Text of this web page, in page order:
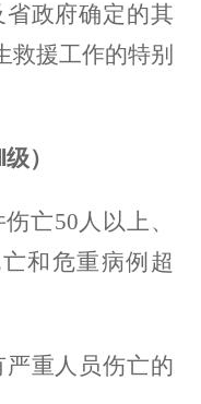
省政府确定的其
救援工作的特别
级）
亡50人以上、
和危重病例超
严重人员伤亡的